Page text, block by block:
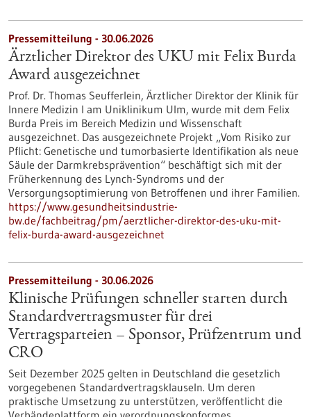
Pressemitteilung - 30.06.2026
Ärztlicher Direktor des UKU mit Felix Burda
Award ausgezeichnet
Prof. Dr. Thomas Seufferlein, Ärztlicher Direktor der Klinik für
Innere Medizin I am Uniklinikum Ulm, wurde mit dem Felix
Burda Preis im Bereich Medizin und Wissenschaft
ausgezeichnet. Das ausgezeichnete Projekt „Vom Risiko zur
Pflicht: Genetische und tumorbasierte Identifikation als neue
Säule der Darmkrebsprävention“ beschäftigt sich mit der
Früherkennung des Lynch-​Syndroms und der
Versorgungsoptimierung von Betroffenen und ihrer Familien.
https://www.gesundheitsindustrie-
bw.de/fachbeitrag/pm/aerztlicher-direktor-des-uku-mit-
felix-burda-award-ausgezeichnet
Pressemitteilung - 30.06.2026
Klinische Prüfungen schneller starten durch
Standardvertragsmuster für drei
Vertragsparteien – Sponsor, Prüfzentrum und
CRO
Seit Dezember 2025 gelten in Deutschland die gesetzlich
vorgegebenen Standardvertragsklauseln. Um deren
praktische Umsetzung zu unterstützen, veröffentlicht die